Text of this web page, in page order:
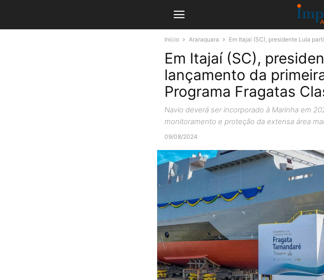
Início Araraquara Em Itajaí (SC), presidente Lula
Em Itajaí (SC),
lançamento da
Programa Fragatas
Navio deverá ser incorporado à Marinha em
monitoramento e proteção da extensa área
09/08/2024